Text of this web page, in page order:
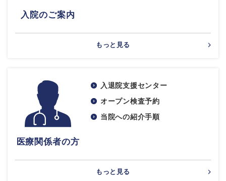
入院のご案内
もっと見る
医療関係者の方
入退院支援センター
オープン検査予約
当院への紹介手順
もっと見る